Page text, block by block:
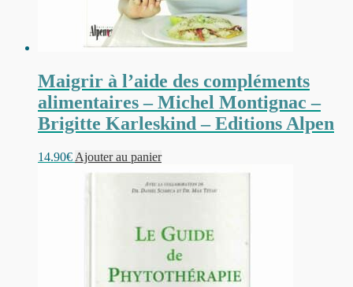
Maigrir à l’aide des compléments
alimentaires – Michel Montignac –
Brigitte Karleskind – Editions Alpen
14.90€ Ajouter au panier